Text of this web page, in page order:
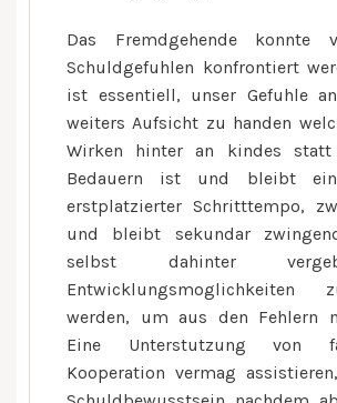
Das Fremdgehende konnte
Schuldgefuhlen konfrontiert
ist essentiell, unser Gefuhle
weiters Aufsicht zu handen
Wirken hinter an kindes statt
Bedauern ist und bleibt
erstplatzierter Schritttempo,
und bleibt sekundar
selbst dahinter
werden, um aus den Fehlern
Eine Unterstutzung von
Kooperation vermag